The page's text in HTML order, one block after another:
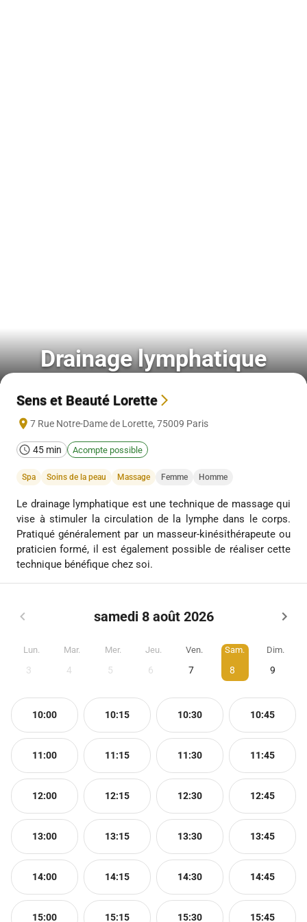
Drainage lymphatique
Sens et Beauté Lorette
7 Rue Notre-Dame de Lorette, 75009 Paris
45 min Acompte possible
Spa Soins de la peau Massage Femme Homme
Le drainage lymphatique est une technique de massage qui
vise à stimuler la circulation de la lymphe dans le corps.
Pratiqué généralement par un masseur-kinésithérapeute ou
praticien formé, il est également possible de réaliser cette
technique bénéfique chez soi.
samedi 8 août 2026
Lun.
3
Mar.
4
Mer.
5
Jeu.
6
Ven.
7
Sam.
8
Dim.
9
10:00 10:15 10:30 10:45
11:00 11:15 11:30 11:45
12:00 12:15 12:30 12:45
13:00 13:15 13:30 13:45
14:00 14:15 14:30 14:45
15:00 15:15 15:30 15:45